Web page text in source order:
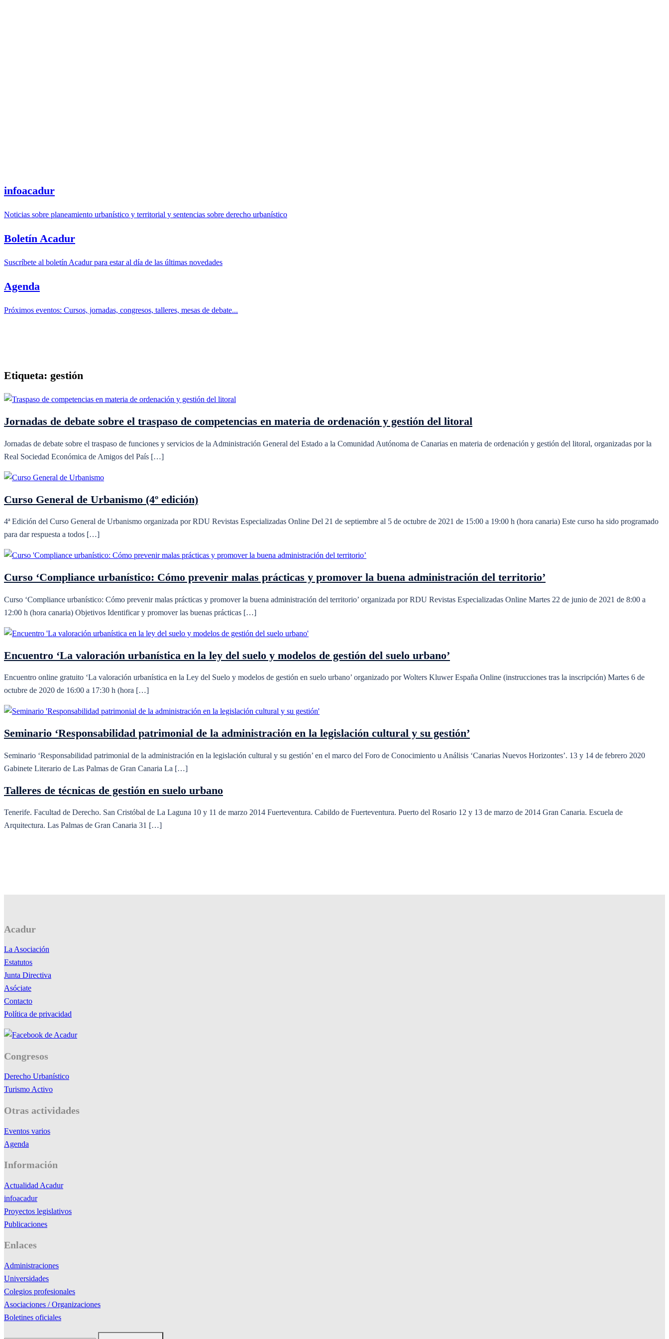
infoacadur
Noticias sobre planeamiento urbanístico y territorial y sentencias sobre derecho urbanístico
Boletín Acadur
Suscríbete al boletín Acadur para estar al día de las últimas novedades
Agenda
Próximos eventos: Cursos, jornadas, congresos, talleres, mesas de debate...
Etiqueta: gestión
Jornadas de debate sobre el traspaso de competencias en materia de ordenación y gestión del litoral
Jornadas de debate sobre el traspaso de funciones y servicios de la Administración General del Estado a la Comunidad Autónoma de Canarias en materia de ordenación y gestión del litoral, organizadas por la
Real Sociedad Económica de Amigos del País […]
Curso General de Urbanismo (4º edición)
4ª Edición del Curso General de Urbanismo organizada por RDU Revistas Especializadas Online Del 21 de septiembre al 5 de octubre de 2021 de 15:00 a 19:00 h (hora canaria) Este curso ha sido programado
para dar respuesta a todos […]
Curso ‘Compliance urbanístico: Cómo prevenir malas prácticas y promover la buena administración del territorio’
Curso ‘Compliance urbanístico: Cómo prevenir malas prácticas y promover la buena administración del territorio’ organizada por RDU Revistas Especializadas Online Martes 22 de junio de 2021 de 8:00 a
12:00 h (hora canaria) Objetivos Identificar y promover las buenas prácticas […]
Encuentro ‘La valoración urbanística en la ley del suelo y modelos de gestión del suelo urbano’
Encuentro online gratuito ‘La valoración urbanística en la Ley del Suelo y modelos de gestión en suelo urbano’ organizado por Wolters Kluwer España Online (instrucciones tras la inscripción) Martes 6 de
octubre de 2020 de 16:00 a 17:30 h (hora […]
Seminario ‘Responsabilidad patrimonial de la administración en la legislación cultural y su gestión’
Seminario ‘Responsabilidad patrimonial de la administración en la legislación cultural y su gestión’ en el marco del Foro de Conocimiento u Análisis ‘Canarias Nuevos Horizontes’. 13 y 14 de febrero 2020
Gabinete Literario de Las Palmas de Gran Canaria La […]
Talleres de técnicas de gestión en suelo urbano
Tenerife. Facultad de Derecho. San Cristóbal de La Laguna 10 y 11 de marzo 2014 Fuerteventura. Cabildo de Fuerteventura. Puerto del Rosario 12 y 13 de marzo de 2014 Gran Canaria. Escuela de
Arquitectura. Las Palmas de Gran Canaria 31 […]
Acadur
La Asociación
Estatutos
Junta Directiva
Asóciate
Contacto
Política de privacidad
Congresos
Derecho Urbanístico
Turismo Activo
Otras actividades
Eventos varios
Agenda
Información
Actualidad Acadur
infoacadur
Proyectos legislativos
Publicaciones
Enlaces
Administraciones
Universidades
Colegios profesionales
Asociaciones / Organizaciones
Boletines oficiales